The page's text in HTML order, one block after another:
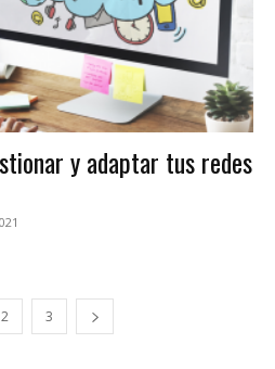
y adaptar tus redes
2 3